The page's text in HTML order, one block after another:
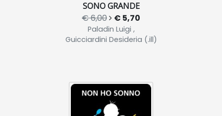
SONO GRANDE
€ 6,00 € 5,70
Paladin Luigi ,
Guicciardini Desideria (.ill)